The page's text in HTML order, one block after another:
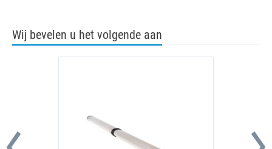
Wij bevelen u het volgende aan